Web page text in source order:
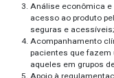
Análise econômica e
acesso ao produto
seguras e acessíveis;
Acompanhamento
pacientes que fazem
aqueles em grupos
Apoio à